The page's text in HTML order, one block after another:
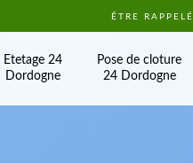
ÊTRE RAPPELÉ
Etetage 24
Dordogne
Pose de cloture
24 Dordogne